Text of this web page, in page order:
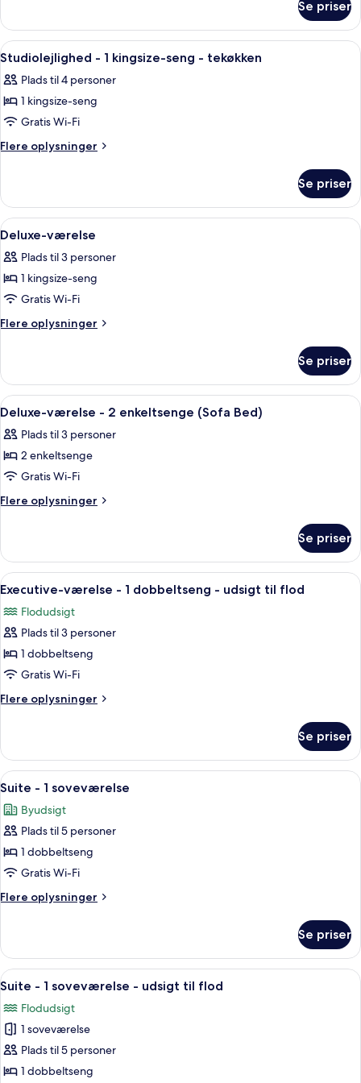
Double
Room-
Sofa
Bed-
Double
Se priser
Indlæs
alle
billeder
af
Studiolejlighed
-
seng
tekøkken
Et moderne køkken med træskabe,
9
Studiolejlighed - 1 kingsize-seng - tekøkken
Plads til 4 personer
1 kingsize-seng
Gratis Wi-Fi
Flere oplysninger
Flere
-
kingsize-
-
tekøkken
Se priser
Indlæs
alle
billeder
af
Deluxe-
værelse
Et hotelværelse med en stor seng,
5
Deluxe-værelse
Plads til 3 personer
1 kingsize-seng
Gratis Wi-Fi
Flere oplysninger
Flere
værelse
Se priser
Indlæs
alle
billeder
af
Deluxe-
værelse
enkeltsenge
(Sofa
Bed)
Et hotelværelse med en stor seng,
7
Deluxe-værelse - 2 enkeltsenge (Sofa Bed)
Plads til 3 personer
2 enkeltsenge
Gratis Wi-Fi
Flere oplysninger
Flere
værelse
2
(Sofa
Bed)
Se priser
Indlæs
alle
billeder
af
Executive-
værelse
-
1
-
udsigt
til
flod
Et hotelværelse med en stor seng,
6
Executive-værelse - 1 dobbeltseng - udsigt til flod
Flodudsigt
Plads til 3 personer
1 dobbeltseng
Gratis Wi-Fi
Flere oplysninger
Flere
værelse
1
-
udsigt
flod
Se priser
Indlæs
alle
billeder
af
Suite
-
1
soveværelse
En moderne stue med en hvid sofa,
6
Suite - 1 soveværelse
Byudsigt
Plads til 5 personer
1 dobbeltseng
Gratis Wi-Fi
Flere oplysninger
Flere
-
soveværelse
Se priser
Indlæs
alle
billeder
af
Suite
-
Et hotelværelse med en stor seng,
8
Suite - 1 soveværelse - udsigt til flod
Flodudsigt
1 soveværelse
Plads til 5 personer
1 dobbeltseng